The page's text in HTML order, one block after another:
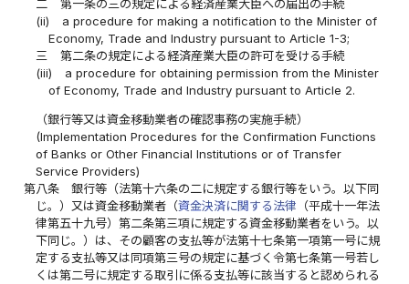
二
第一条の三の規定による経済産業大臣への届出の手続
(ii)
a procedure for making a notification to the Minister of
Economy, Trade and Industry pursuant to Article 1-3;
三
第二条の規定による経済産業大臣の許可を受ける手続
(iii)
a procedure for obtaining permission from the Minister
of Economy, Trade and Industry pursuant to Article 2.
（銀行等又は資金移動業者の確認事務の実施手続）
(Implementation Procedures for the Confirmation Functions
of Banks or Other Financial Institutions or of Transfer
Service Providers)
第八条
銀行等（法第十六条の二に規定する銀行等をいう。以下同
じ。）又は資金移動業者（資金決済に関する法律 （平成十一年法
律第五十九号）第二条第三項に規定する資金移動業者をいう。以
下同じ。）は、その顧客の支払等が法第十七条第一項第一号に規
定する支払等又は同項第三号の規定に基づく令第七条第一号若し
くは第二号に規定する取引に係る支払等に該当すると認められる